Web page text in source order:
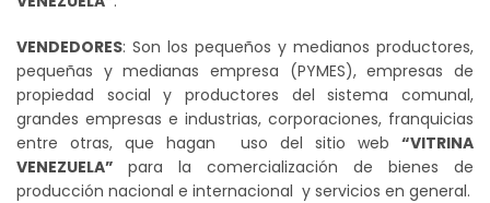
VENDEDORES: Son los pequeños y medianos productores,
pequeñas y medianas empresa (PYMES), empresas de
propiedad social y productores del sistema comunal,
grandes empresas e industrias, corporaciones, franquicias
entre otras, que hagan uso del sitio web “VITRINA
VENEZUELA” para la comercialización de bienes de
producción nacional e internacional y servicios en general.